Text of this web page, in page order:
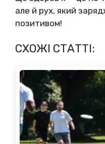
але й рух, який
позитивом!
СХОЖІ СТАТТІ: